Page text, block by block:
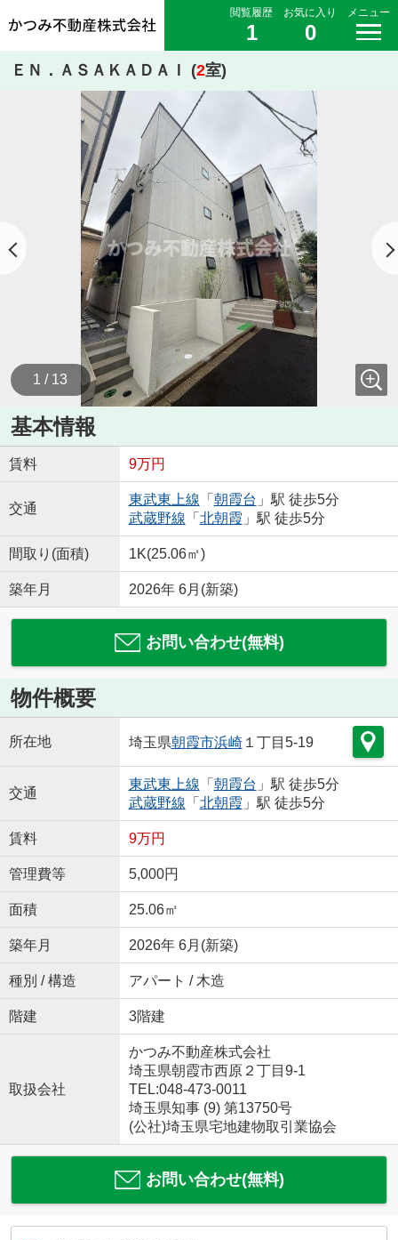
閲覧履歴
1
お気に入り
0
メニュー
ＥＮ．ＡＳＡＫＡＤＡＩ (2室)
1 / 13
基本情報
賃料 9万円
交通
東武東上線 「 朝霞台 」駅 徒歩5分
武蔵野線 「 北朝霞 」駅 徒歩5分
間取り(面積) 1K(25.06㎡)
築年月 2026年 6月(新築)
お問い合わせ(無料)
物件概要
所在地 埼玉県朝霞市浜崎１丁目5-19
交通
東武東上線 「 朝霞台 」駅 徒歩5分
武蔵野線 「 北朝霞 」駅 徒歩5分
賃料 9万円
管理費等 5,000円
面積 25.06㎡
築年月 2026年 6月(新築)
種別 / 構造 アパート / 木造
階建 3階建
取扱会社
かつみ不動産株式会社
埼玉県朝霞市西原２丁目9-1
TEL:048-473-0011
埼玉県知事 (9) 第13750号
(公社)埼玉県宅地建物取引業協会
お問い合わせ(無料)